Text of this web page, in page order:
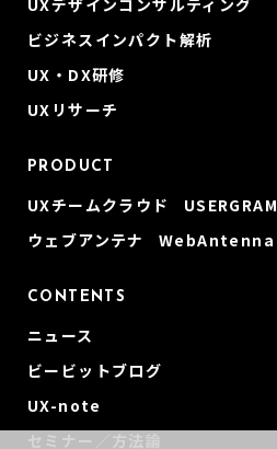
ビジネスインパクト解析
UX・DX研修
UXリサーチ
PRODUCT
UXチームクラウド USERGRAM
ウェブアンテナ WebAntenna
CONTENTS
ニュース
ビービットブログ
UX-note
セミナー／方法論